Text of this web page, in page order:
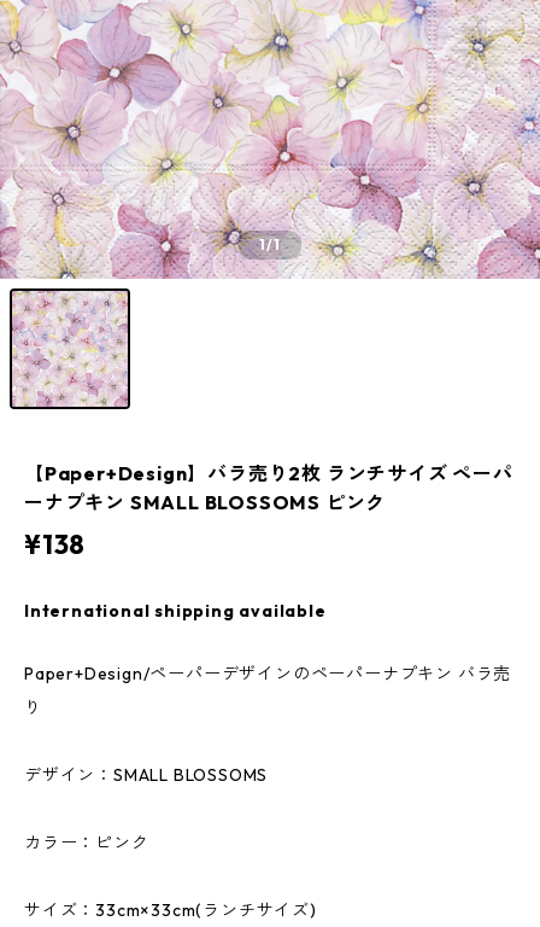
1/1
【Paper+Design】バラ売り2枚 ランチサイズ ペーパ
ーナプキン SMALL BLOSSOMS ピンク
¥138
International shipping available
Paper+Design/ペーパーデザインのペーパーナプキン バラ売
り
デザイン：SMALL BLOSSOMS
カラー：ピンク
サイズ：33cm×33cm(ランチサイズ)